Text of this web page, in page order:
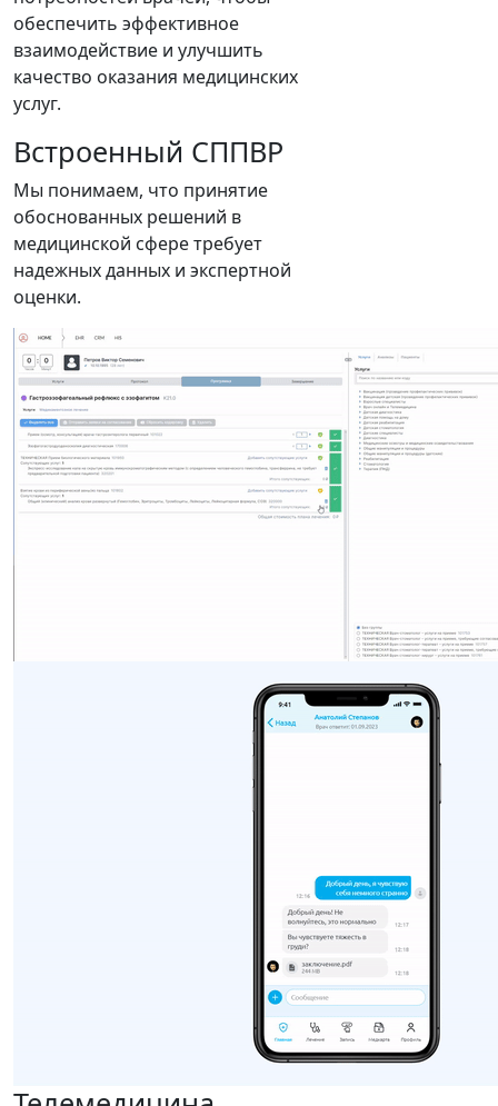
обеспечить эффективное
взаимодействие и улучшить
качество оказания медицинских
услуг.
Встроенный СППВР
Мы понимаем, что принятие
обоснованных решений в
медицинской сфере требует
надежных данных и экспертной
оценки.